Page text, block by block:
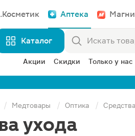
Аптека
Каталог
Акции Скидки Только у нас
Медтовары Оптика
ухода